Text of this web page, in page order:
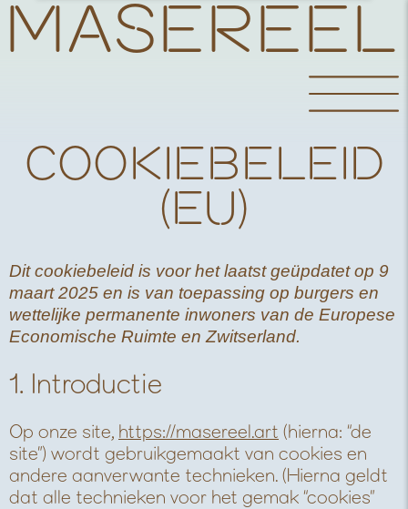
MASEREEL
COOKIEBELEID
(EU)
Dit cookiebeleid is voor het laatst geüpdatet op 9
maart 2025 en is van toepassing op burgers en
wettelijke permanente inwoners van de Europese
Economische Ruimte en Zwitserland.
1. Introductie
Op onze site, https://masereel.art (hierna: “de
site”) wordt gebruikgemaakt van cookies en
andere aanverwante technieken. (Hierna geldt
dat alle technieken voor het gemak “cookies”